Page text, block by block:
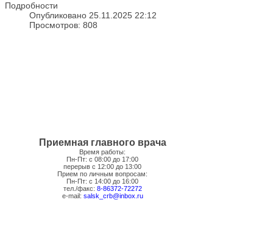
Подробности
Опубликовано 25.11.2025 22:12
Просмотров: 808
Приемная главного врача
Время работы:
Пн-Пт: с 08:00 до 17:00
перерыв с 12:00 до 13:00
Прием по личным вопросам:
Пн-Пт: с 14:00 до 16:00
тел./факс: 8-86372-72272
e-mail: salsk_crb@inbox.ru